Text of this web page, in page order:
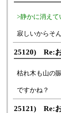
>静かに消えて
寂しいからそ
25120) Re:
枯れ木も山の
ですかね？
25121) Re: